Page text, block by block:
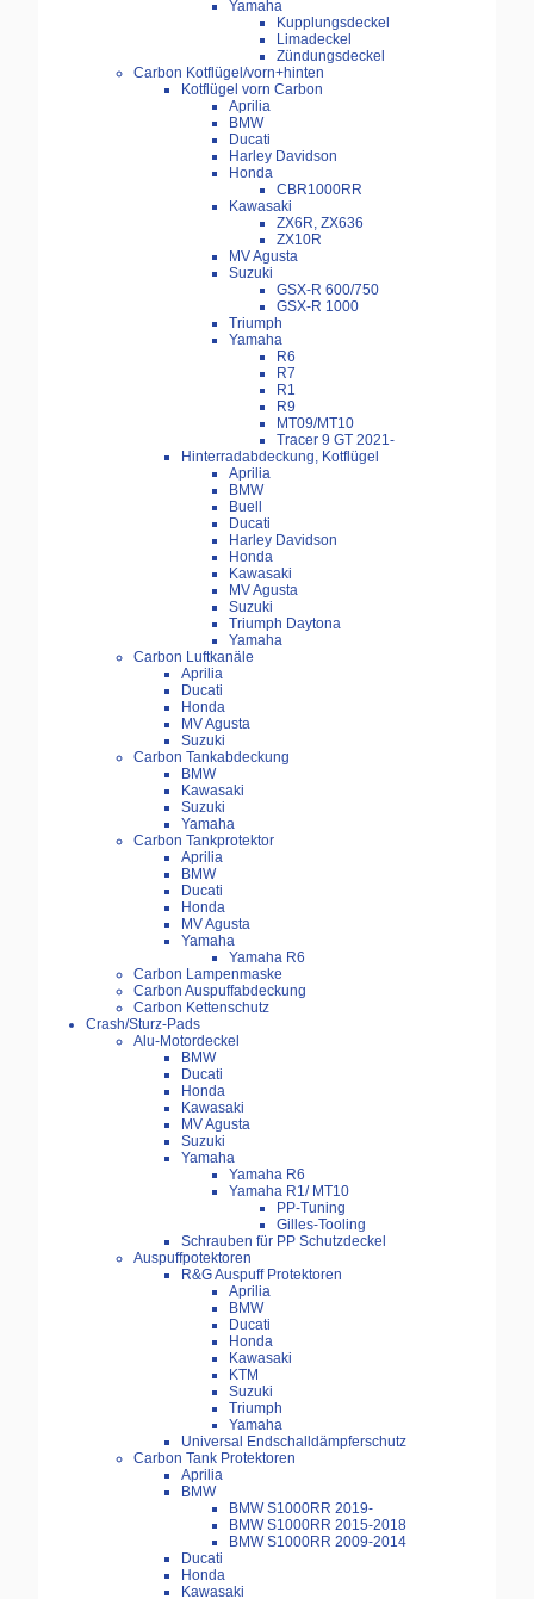
Yamaha
Kupplungsdeckel
Limadeckel
Zündungsdeckel
Carbon Kotflügel/vorn+hinten
Kotflügel vorn Carbon
Aprilia
BMW
Ducati
Harley Davidson
Honda
CBR1000RR
Kawasaki
ZX6R, ZX636
ZX10R
MV Agusta
Suzuki
GSX-R 600/750
GSX-R 1000
Triumph
Yamaha
R6
R7
R1
R9
MT09/MT10
Tracer 9 GT 2021-
Hinterradabdeckung, Kotflügel
Aprilia
BMW
Buell
Ducati
Harley Davidson
Honda
Kawasaki
MV Agusta
Suzuki
Triumph Daytona
Yamaha
Carbon Luftkanäle
Aprilia
Ducati
Honda
MV Agusta
Suzuki
Carbon Tankabdeckung
BMW
Kawasaki
Suzuki
Yamaha
Carbon Tankprotektor
Aprilia
BMW
Ducati
Honda
MV Agusta
Yamaha
Yamaha R6
Carbon Lampenmaske
Carbon Auspuffabdeckung
Carbon Kettenschutz
Crash/Sturz-Pads
Alu-Motordeckel
BMW
Ducati
Honda
Kawasaki
MV Agusta
Suzuki
Yamaha
Yamaha R6
Yamaha R1/ MT10
PP-Tuning
Gilles-Tooling
Schrauben für PP Schutzdeckel
Auspuffpotektoren
R&G Auspuff Protektoren
Aprilia
BMW
Ducati
Honda
Kawasaki
KTM
Suzuki
Triumph
Yamaha
Universal Endschalldämpferschutz
Carbon Tank Protektoren
Aprilia
BMW
BMW S1000RR 2019-
BMW S1000RR 2015-2018
BMW S1000RR 2009-2014
Ducati
Honda
Kawasaki